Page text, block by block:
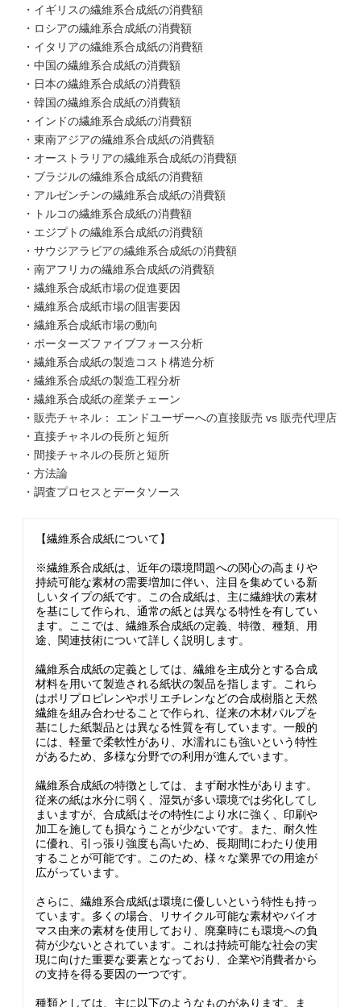
・イギリスの繊維系合成紙の消費額
・ロシアの繊維系合成紙の消費額
・イタリアの繊維系合成紙の消費額
・中国の繊維系合成紙の消費額
・日本の繊維系合成紙の消費額
・韓国の繊維系合成紙の消費額
・インドの繊維系合成紙の消費額
・東南アジアの繊維系合成紙の消費額
・オーストラリアの繊維系合成紙の消費額
・ブラジルの繊維系合成紙の消費額
・アルゼンチンの繊維系合成紙の消費額
・トルコの繊維系合成紙の消費額
・エジプトの繊維系合成紙の消費額
・サウジアラビアの繊維系合成紙の消費額
・南アフリカの繊維系合成紙の消費額
・繊維系合成紙市場の促進要因
・繊維系合成紙市場の阻害要因
・繊維系合成紙市場の動向
・ポーターズファイブフォース分析
・繊維系合成紙の製造コスト構造分析
・繊維系合成紙の製造工程分析
・繊維系合成紙の産業チェーン
・販売チャネル： エンドユーザーへの直接販売 vs 販売代理店
・直接チャネルの長所と短所
・間接チャネルの長所と短所
・方法論
・調査プロセスとデータソース
【繊維系合成紙について】
※繊維系合成紙は、近年の環境問題への関心の高まりや
持続可能な素材の需要増加に伴い、注目を集めている新
しいタイプの紙です。この合成紙は、主に繊維状の素材
を基にして作られ、通常の紙とは異なる特性を有してい
ます。ここでは、繊維系合成紙の定義、特徴、種類、用
途、関連技術について詳しく説明します。
繊維系合成紙の定義としては、繊維を主成分とする合成
材料を用いて製造される紙状の製品を指します。これら
はポリプロピレンやポリエチレンなどの合成樹脂と天然
繊維を組み合わせることで作られ、従来の木材パルプを
基にした紙製品とは異なる性質を有しています。一般的
には、軽量で柔軟性があり、水濡れにも強いという特性
があるため、多様な分野での利用が進んでいます。
繊維系合成紙の特徴としては、まず耐水性があります。
従来の紙は水分に弱く、湿気が多い環境では劣化してし
まいますが、合成紙はその特性により水に強く、印刷や
加工を施しても損なうことが少ないです。また、耐久性
に優れ、引っ張り強度も高いため、長期間にわたり使用
することが可能です。このため、様々な業界での用途が
広がっています。
さらに、繊維系合成紙は環境に優しいという特性も持っ
ています。多くの場合、リサイクル可能な素材やバイオ
マス由来の素材を使用しており、廃棄時にも環境への負
荷が少ないとされています。これは持続可能な社会の実
現に向けた重要な要素となっており、企業や消費者から
の支持を得る要因の一つです。
種類としては、主に以下のようなものがあります。ま